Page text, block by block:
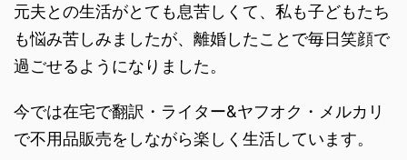
元夫との生活がとても息苦しくて、私も子どもたち
も悩み苦しみましたが、離婚したことで毎日笑顔で
過ごせるようになりました。
今では在宅で翻訳・ライター&ヤフオク・メルカリ
で不用品販売をしながら楽しく生活しています。